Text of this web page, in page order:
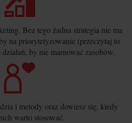
Bez tego żadna strategia nie ma
na priorytetyzowanie (przeczytaj to
by nie marnować zasobów.
i metody oraz dowiesz się, kiedy
warto stosować.